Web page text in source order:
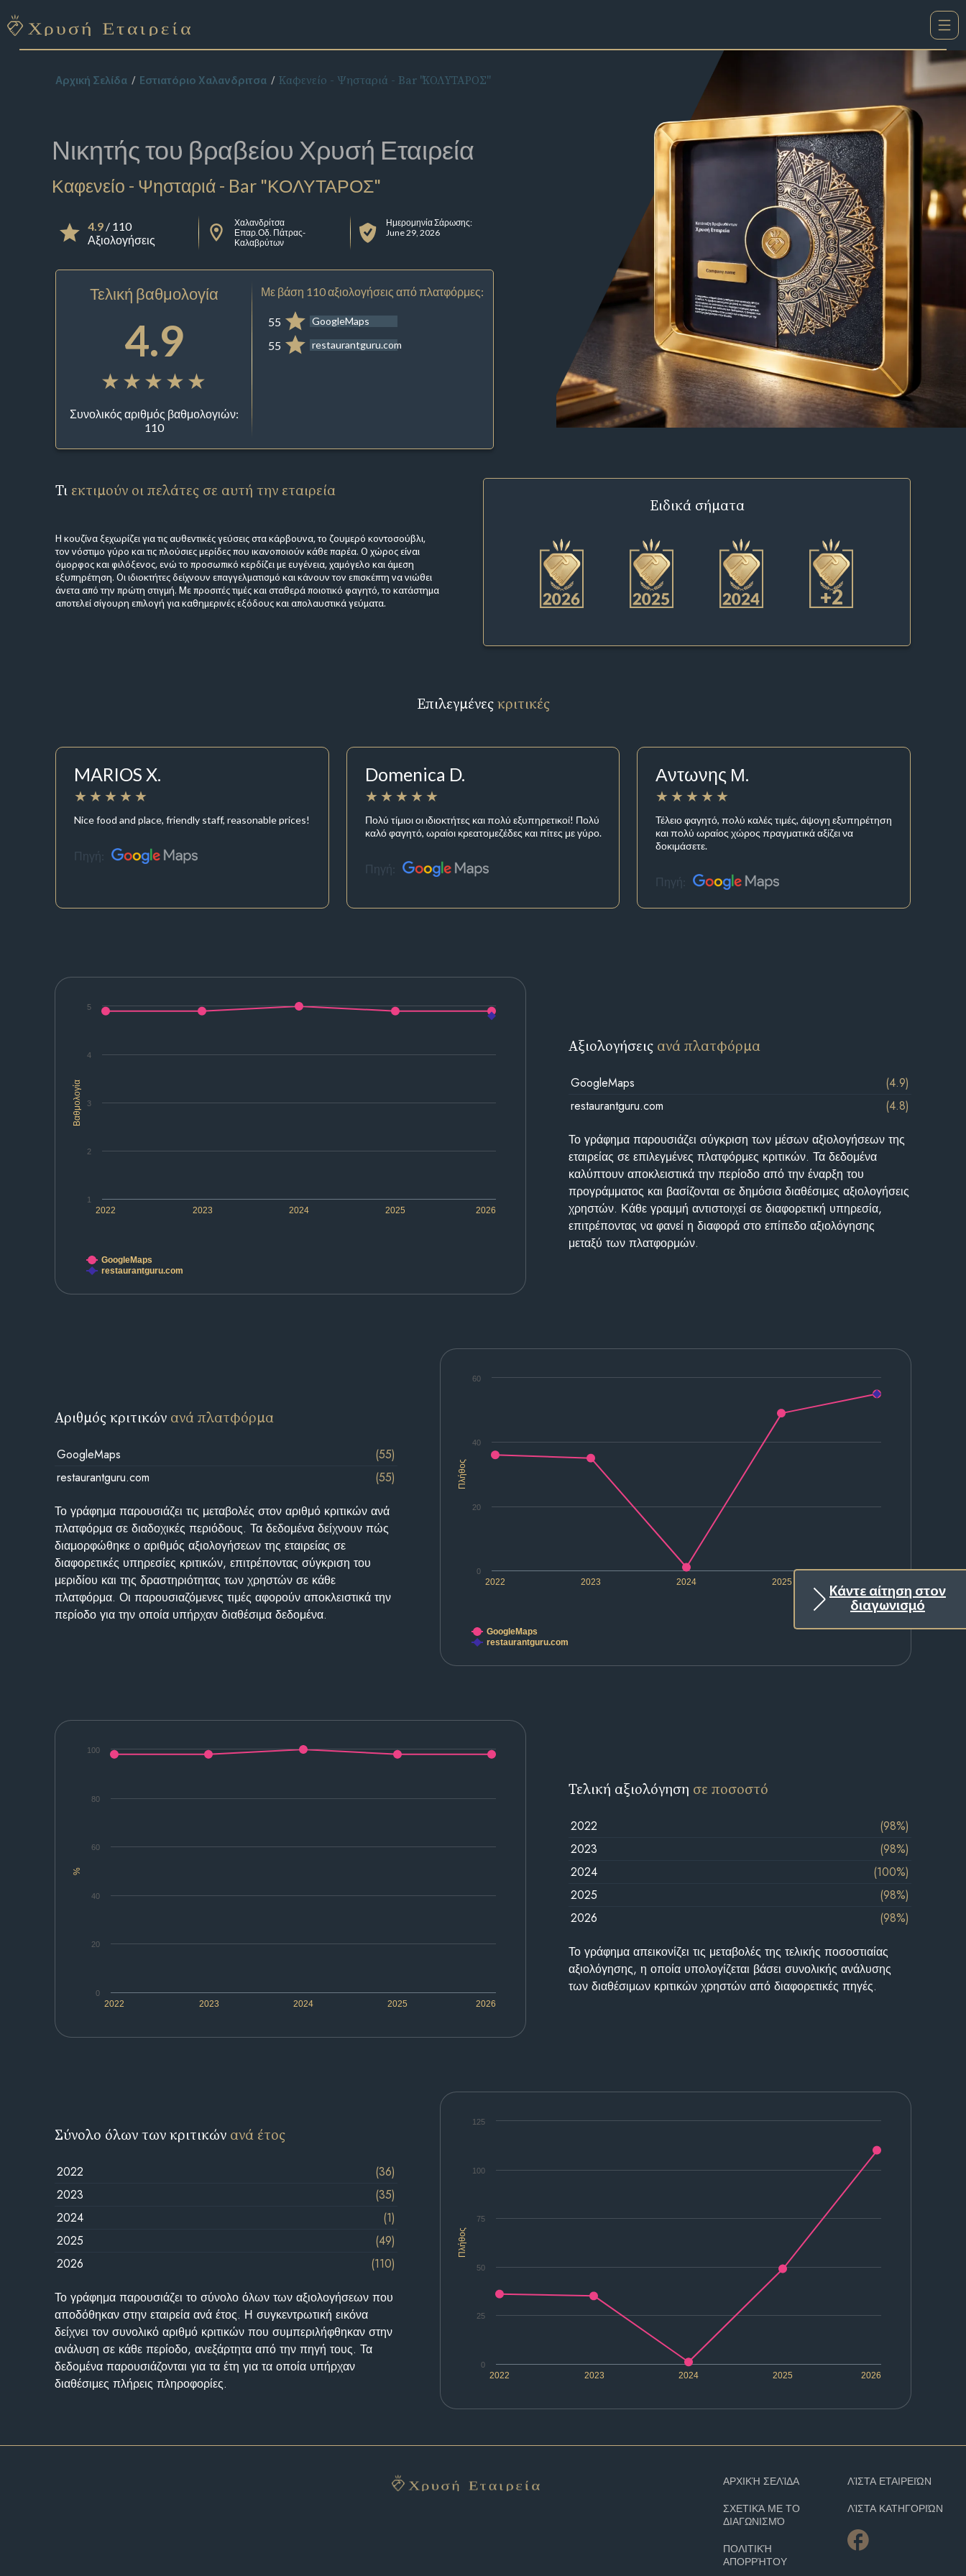
Κάντε αίτηση στον
διαγωνισμό
Αρχική Σελίδα Εστιατόριο Χαλανδριτσα Καφενείο - Ψησταριά - Bar "ΚΟΛΥΤΑΡΟΣ"
Νικητής του βραβείου Χρυσή Εταιρεία
Καφενείο - Ψησταριά - Bar "ΚΟΛΥΤΑΡΟΣ"
4.9/ 110
Αξιολογήσεις
Χαλανδρίτσα
Επαρ.Οδ. Πάτρας-
Καλαβρύτων
Ημερομηνία Σάρωσης:
June 29, 2026
Τελική βαθμολογία
4.9
Συνολικός αριθμός βαθμολογιών:
110
Με βάση 110 αξιολογήσεις από πλατφόρμες:
55 GoogleMaps
55 restaurantguru.com
Τι εκτιμούν οι πελάτες σε αυτή την εταιρεία
Η κουζίνα ξεχωρίζει για τις αυθεντικές γεύσεις στα κάρβουνα, το ζουμερό κοντοσούβλι,
τον νόστιμο γύρο και τις πλούσιες μερίδες που ικανοποιούν κάθε παρέα. Ο χώρος είναι
όμορφος και φιλόξενος, ενώ το προσωπικό κερδίζει με ευγένεια, χαμόγελο και άμεση
εξυπηρέτηση. Οι ιδιοκτήτες δείχνουν επαγγελματισμό και κάνουν τον επισκέπτη να νιώθει
άνετα από την πρώτη στιγμή. Με προσιτές τιμές και σταθερά ποιοτικό φαγητό, το κατάστημα
αποτελεί σίγουρη επιλογή για καθημερινές εξόδους και απολαυστικά γεύματα.
Ειδικά σήματα
+2
Επιλεγμένεςκριτικές
MARIOS X.
Nice food and place, friendly staff, reasonable prices!
Πηγή:
Domenica D.
Πολύ τίμιοι οι ιδιοκτήτες και πολύ εξυπηρετικοί! Πολύ
καλό φαγητό, ωραίοι κρεατομεζέδες και πίτες με γύρο.
Πηγή:
Αντωνης Μ.
Τέλειο φαγητό, πολύ καλές τιμές, άψογη εξυπηρέτηση
και πολύ ωραίος χώρος πραγματικά αξίζει να
δοκιμάσετε.
Πηγή:
Βαθμολογία
2022 2023 2024 2025 2026
1
2
3
4
5
GoogleMaps
restaurantguru.com
Αξιολογήσεις ανά πλατφόρμα
GoogleMaps
(4.9)
restaurantguru.com
(4.8)
Το γράφημα παρουσιάζει σύγκριση των μέσων αξιολογήσεων της
εταιρείας σε επιλεγμένες πλατφόρμες κριτικών. Τα δεδομένα
καλύπτουν αποκλειστικά την περίοδο από την έναρξη του
προγράμματος και βασίζονται σε δημόσια διαθέσιμες αξιολογήσεις
χρηστών. Κάθε γραμμή αντιστοιχεί σε διαφορετική υπηρεσία,
επιτρέποντας να φανεί η διαφορά στο επίπεδο αξιολόγησης
μεταξύ των πλατφορμών.
Πλήθος
2022 2023 2024 2025
0
20
40
60
GoogleMaps
restaurantguru.com
Αριθμός κριτικών ανά πλατφόρμα
GoogleMaps
(55)
restaurantguru.com
(55)
Το γράφημα παρουσιάζει τις μεταβολές στον αριθμό κριτικών ανά
πλατφόρμα σε διαδοχικές περιόδους. Τα δεδομένα δείχνουν πώς
διαμορφώθηκε ο αριθμός αξιολογήσεων της εταιρείας σε
διαφορετικές υπηρεσίες κριτικών, επιτρέποντας σύγκριση του
μεριδίου και της δραστηριότητας των χρηστών σε κάθε
πλατφόρμα. Οι παρουσιαζόμενες τιμές αφορούν αποκλειστικά την
περίοδο για την οποία υπήρχαν διαθέσιμα δεδομένα.
%
2022 2023 2024 2025 2026
0
20
40
60
80
100
Τελική αξιολόγηση σε ποσοστό
2022
(98%)
2023
(98%)
2024
(100%)
2025
(98%)
2026
(98%)
Το γράφημα απεικονίζει τις μεταβολές της τελικής ποσοστιαίας
αξιολόγησης, η οποία υπολογίζεται βάσει συνολικής ανάλυσης
των διαθέσιμων κριτικών χρηστών από διαφορετικές πηγές.
Πλήθος
2022 2023 2024 2025 2026
0
25
50
75
100
125
Σύνολο όλων των κριτικών ανά έτος
2022
(36)
2023
(35)
2024
(1)
2025
(49)
2026
(110)
Το γράφημα παρουσιάζει το σύνολο όλων των αξιολογήσεων που
αποδόθηκαν στην εταιρεία ανά έτος. Η συγκεντρωτική εικόνα
δείχνει τον συνολικό αριθμό κριτικών που συμπεριλήφθηκαν στην
ανάλυση σε κάθε περίοδο, ανεξάρτητα από την πηγή τους. Τα
δεδομένα παρουσιάζονται για τα έτη για τα οποία υπήρχαν
διαθέσιμες πλήρεις πληροφορίες.
ΑΡΧΙΚΉ ΣΕΛΊΔΑ
ΣΧΕΤΙΚΆ ΜΕ ΤΟ
ΔΙΑΓΩΝΙΣΜΌ
ΠΟΛΙΤΙΚΉ
ΑΠΟΡΡΉΤΟΥ
ΛΊΣΤΑ ΕΤΑΙΡΕΙΏΝ
ΛΊΣΤΑ ΚΑΤΗΓΟΡΙΏΝ